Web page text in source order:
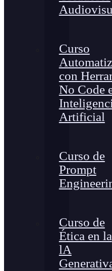
Curso
con
No Code
Artificial
Curso de
Prompt
Curso de
Ética en la
lA